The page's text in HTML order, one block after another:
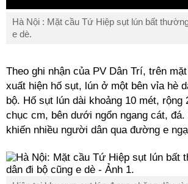
Hà Nội : Mặt cầu Tứ Hiệp sụt lún bất
e dè.
Theo ghi nhận của PV Dân Trí, trên
xuất hiện hố sụt, lún ở một bên vỉa hè
bộ. Hố sụt lún dài khoảng 10 mét, rộng
chục cm, bên dưới ngổn ngang cát,
khiến nhiều người dân qua đường e